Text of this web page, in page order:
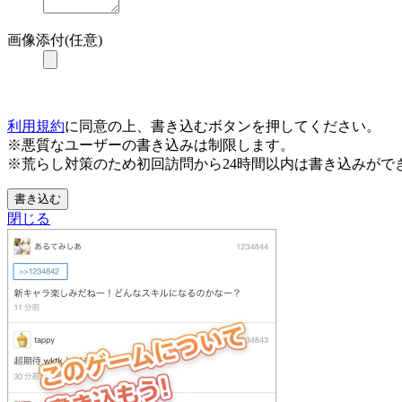
画像添付(任意)
利用規約に同意の上、書き込むボタンを押してください。
※悪質なユーザーの書き込みは制限します。
※荒らし対策のため初回訪問から24時間以内は書き込みがで
書き込む
閉じる